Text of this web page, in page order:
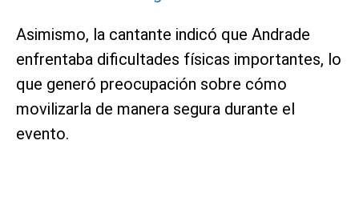
Asimismo, la cantante indicó que Andrade
enfrentaba dificultades físicas importantes, lo
que generó preocupación sobre cómo
movilizarla de manera segura durante el
evento.